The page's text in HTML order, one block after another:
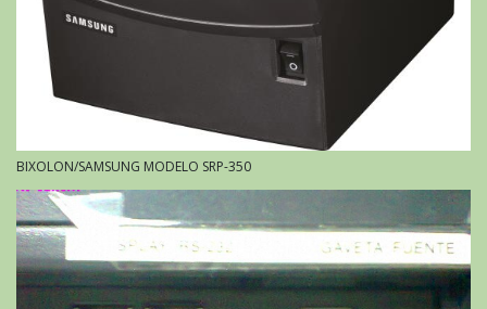
BIXOLON/SAMSUNG MODELO SRP-350